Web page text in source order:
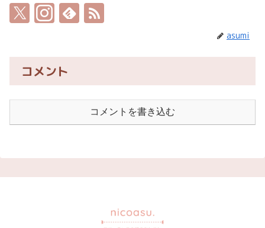
asumi
コメント
コメントを書き込む